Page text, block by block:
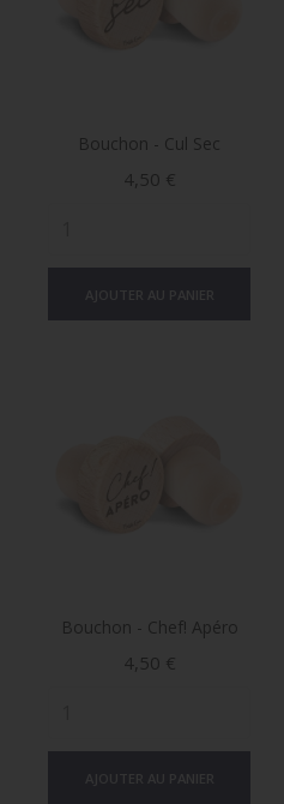
Bouchon - Cul Sec
Prix
4,50 €
Bouchon - Chef! Apéro
Prix
4,50 €